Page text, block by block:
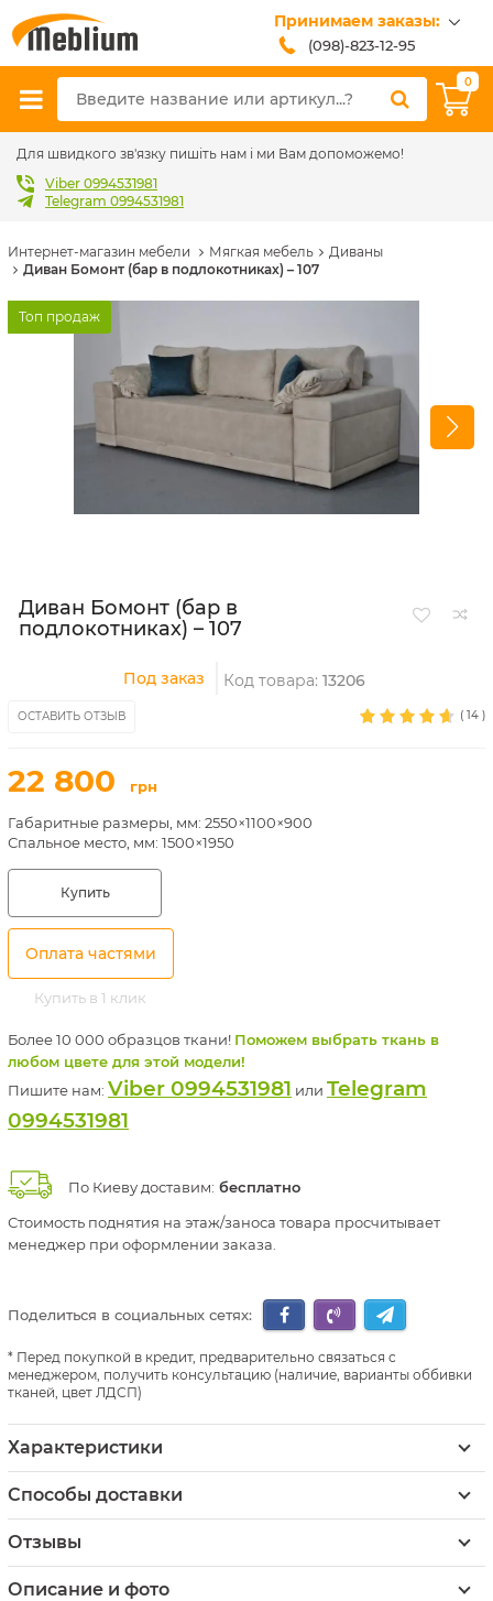
Принимаем заказы:
(098)-823-12-95
(099)-608-42-32
(093)-618-62-02
sales@meblium.com.ua
0
Для швидкого зв'язку пишіть нам і ми Вам допоможемо!
Viber 0994531981
Telegram 0994531981
Интернет-магазин мебели Мягкая мебель
Диваны
Диван Бомонт (бар в подлокотниках) – 107
Топ продаж
Диван Бомонт (бар в
подлокотниках) – 107
Под заказ Код товара: 13206
ОСТАВИТЬ ОТЗЫВ ( 14 )
22 800 грн
Габаритные размеры, мм: 2550×1100×900
Спальное место, мм: 1500×1950
Купить
Оплата частями
Купить в 1 клик
Более 10 000 образцов ткани! Поможем выбрать ткань в
любом цвете для этой модели!
Пишите нам: Viber 0994531981 или Telegram
0994531981
По Киеву доставим: бесплатно
Стоимость поднятия на этаж/заноса товара просчитывает
менеджер при оформлении заказа.
Поделиться в социальных сетях:
Перед покупкой в кредит, предварительно связаться с
менеджером, получить консультацию (наличие, варианты оббивки
тканей, цвет ЛДСП)
Характеристики
Способы доставки
Отзывы
Описание и фото